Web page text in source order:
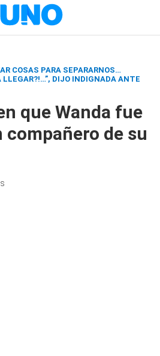
COSAS PARA SEPARARNOS…
LLEGAR?!…”, DIJO INDIGNADA ANTE
que Wanda fue
de su